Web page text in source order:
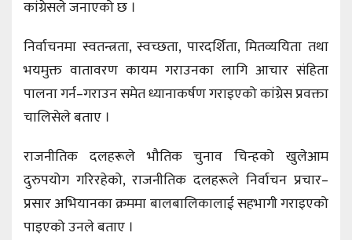
कांग्रेसले जनाएको छ ।
निर्वाचनमा स्वतन्त्रता, स्वच्छता, पारदर्शिता, मितव्ययिता तथा
भयमुक्त वातावरण कायम गराउनका लागि आचार संहिता
पालना गर्न–गराउन समेत ध्यानाकर्षण गराइएको कांग्रेस प्रवक्ता
चालिसेले बताए ।
राजनीतिक दलहरूले भौतिक चुनाव चिन्हको खुलेआम
दुरुपयोग गरिरहेको, राजनीतिक दलहरूले निर्वाचन प्रचार–
प्रसार अभियानका क्रममा बालबालिकालाई सहभागी गराइएको
पाइएको उनले बताए ।